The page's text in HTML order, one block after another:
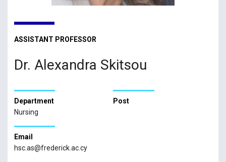
ASSISTANT PROFESSOR
Dr. Alexandra Skitsou
Department
Nursing
Post
Email
hsc.as@frederick.ac.cy